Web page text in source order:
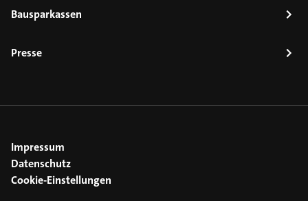
Bausparkassen
Presse
Impressum
Datenschutz
Cookie-Einstellungen